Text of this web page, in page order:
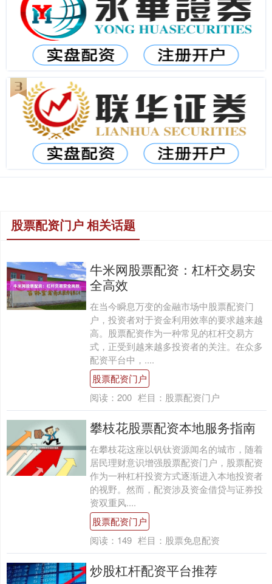
股票配资门户 相关话题
牛米网股票配资：杠杆交易安
全高效
在当今瞬息万变的金融市场中股票配资门
户，投资者对于资金利用效率的要求越来越
高。股票配资作为一种常见的杠杆交易方
式，正受到越来越多投资者的关注。在众多
配资平台中，....
股票配资门户
阅读： 200 栏目： 股票配资门户
攀枝花股票配资本地服务指南
在攀枝花这座以钒钛资源闻名的城市，随着
居民理财意识增强股票配资门户，股票配资
作为一种杠杆投资方式逐渐进入本地投资者
的视野。然而，配资涉及资金借贷与证券投
资双重风....
股票配资门户
阅读： 149 栏目： 股票免息配资
炒股杠杆配资平台推荐